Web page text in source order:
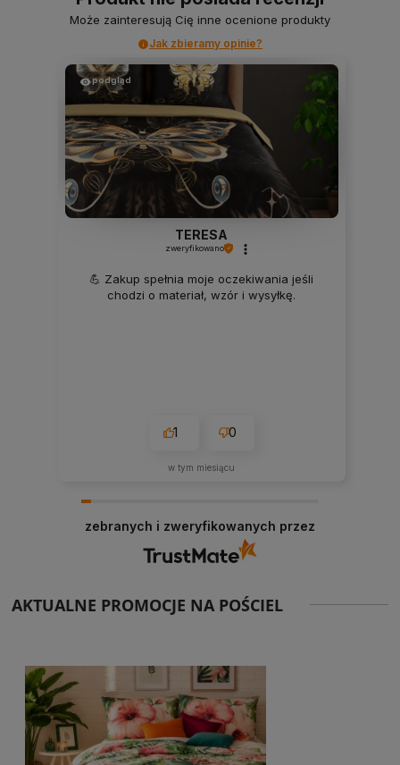
Może zainteresują Cię inne ocenione produkty
Jak zbieramy opinie?
podgląd
TERESA
zweryfikowano
💪 Zakup spełnia moje oczekiwania jeśli
chodzi o materiał, wzór i wysyłkę.
1 0
w tym miesiącu
zebranych i zweryfikowanych przez
AKTUALNE PROMOCJE NA POŚCIEL